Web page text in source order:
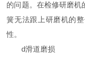
的问题。在检修研磨机
簧无法跟上研磨机的
性。
d滑道磨损